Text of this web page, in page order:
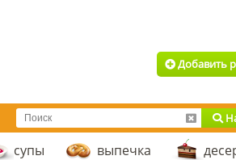
Добавить
супы выпечка